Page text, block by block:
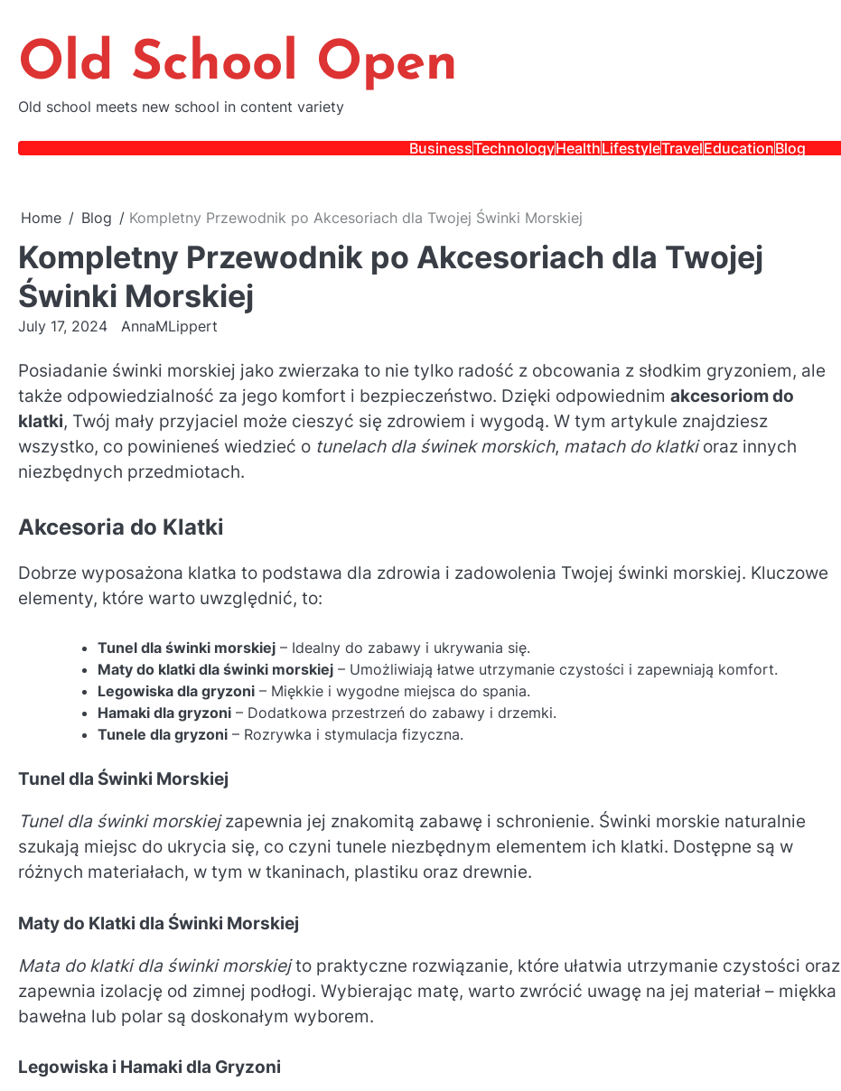
content
Old School Open
Old school meets new school in content variety
BusinessTechnologyHealthLifestyleTravelEducationBlog
Home Blog Kompletny Przewodnik po Akcesoriach dla Twojej Świnki Morskiej
Kompletny Przewodnik po Akcesoriach dla Twojej
Świnki Morskiej
July 17, 2024 AnnaMLippert
Posiadanie świnki morskiej jako zwierzaka to nie tylko radość z obcowania z słodkim gryzoniem, ale
także odpowiedzialność za jego komfort i bezpieczeństwo. Dzięki odpowiednim akcesoriom do
klatki, Twój mały przyjaciel może cieszyć się zdrowiem i wygodą. W tym artykule znajdziesz
wszystko, co powinieneś wiedzieć o tunelach dla świnek morskich, matach do klatkioraz innych
niezbędnych przedmiotach.
Akcesoria do Klatki
Dobrze wyposażona klatka to podstawa dla zdrowia i zadowolenia Twojej świnki morskiej. Kluczowe
elementy, które warto uwzględnić, to:
Tunel dla świnki morskiej – Idealny do zabawy i ukrywania się.
Maty do klatki dla świnki morskiej – Umożliwiają łatwe utrzymanie czystości i zapewniają komfort.
Legowiska dla gryzoni – Miękkie i wygodne miejsca do spania.
Hamaki dla gryzoni – Dodatkowa przestrzeń do zabawy i drzemki.
Tunele dla gryzoni – Rozrywka i stymulacja fizyczna.
Tunel dla Świnki Morskiej
Tunel dla świnki morskiejzapewnia jej znakomitą zabawę i schronienie. Świnki morskie naturalnie
szukają miejsc do ukrycia się, co czyni tunele niezbędnym elementem ich klatki. Dostępne są w
różnych materiałach, w tym w tkaninach, plastiku oraz drewnie.
Maty do Klatki dla Świnki Morskiej
Mata do klatki dla świnki morskiejto praktyczne rozwiązanie, które ułatwia utrzymanie czystości oraz
zapewnia izolację od zimnej podłogi. Wybierając matę, warto zwrócić uwagę na jej materiał – miękka
bawełna lub polar są doskonałym wyborem.
Legowiska i Hamaki dla Gryzoni